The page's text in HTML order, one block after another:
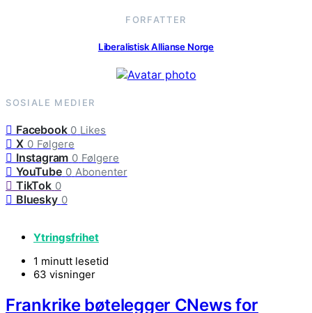
FORFATTER
Liberalistisk Allianse Norge
SOSIALE MEDIER
Facebook 0 Likes
X 0 Følgere
Instagram 0 Følgere
YouTube 0 Abonenter
TikTok 0
Bluesky 0
Ytringsfrihet
1 minutt lesetid
63 visninger
Frankrike bøtelegger CNews for